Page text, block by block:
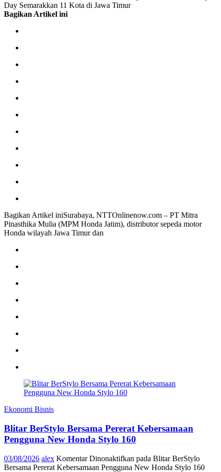
Day Semarakkan 11 Kota di Jawa Timur
Bagikan Artikel ini
Bagikan Artikel iniSurabaya, NTTOnlinenow.com – PT Mitra
Pinasthika Mulia (MPM Honda Jatim), distributor sepeda motor
Honda wilayah Jawa Timur dan
Ekonomi Bisnis
Blitar BerStylo Bersama Pererat Kebersamaan
Pengguna New Honda Stylo 160
03/08/2026 alex Komentar Dinonaktifkan pada Blitar BerStylo
Bersama Pererat Kebersamaan Pengguna New Honda Stylo 160